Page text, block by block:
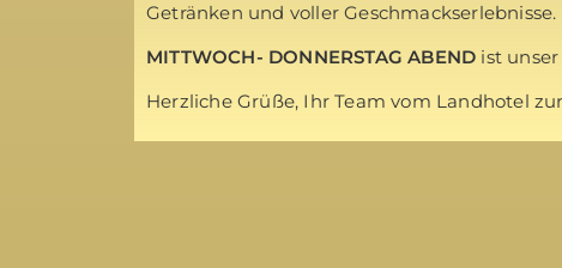
Getränken und voller Geschmackserlebnisse.
MITTWOCH- DONNERSTAG ABEND ist
Herzliche Grüße, Ihr Team vom Landhotel